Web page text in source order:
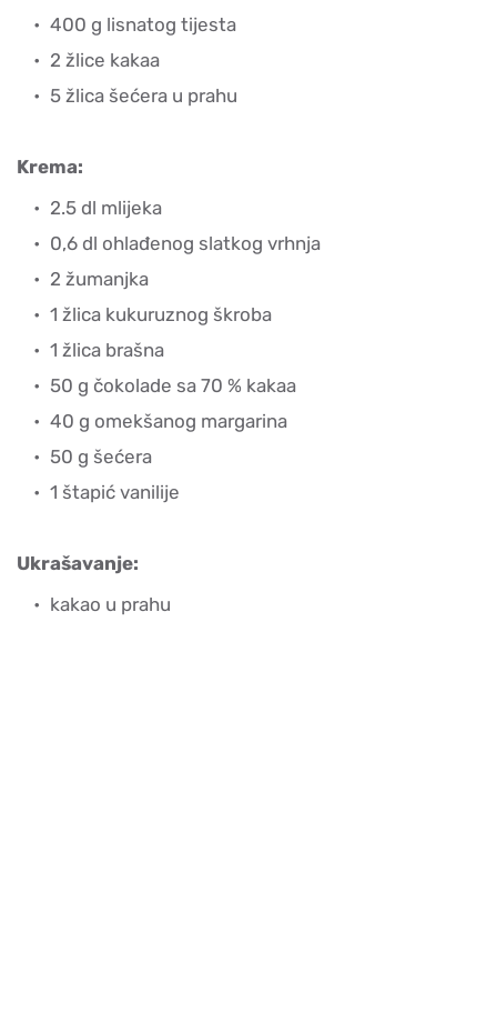
400 g lisnatog tijesta
2 žlice kakaa
5 žlica šećera u prahu
Krema:
2.5 dl mlijeka
0,6 dl ohlađenog slatkog vrhnja
2 žumanjka
1 žlica kukuruznog škroba
1 žlica brašna
50 g čokolade sa 70 % kakaa
40 g omekšanog margarina
50 g šećera
1 štapić vanilije
Ukrašavanje:
kakao u prahu